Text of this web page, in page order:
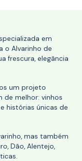
em
o Alvarinho de
frescura, elegância
um projeto
de melhor: vinhos
histórias únicas de
mas também
Dão, Alentejo,